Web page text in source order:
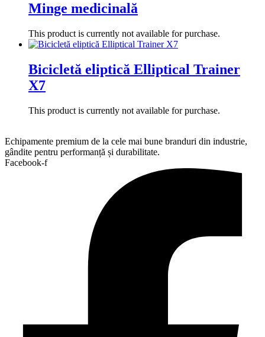
Minge medicinală
This product is currently not available for purchase.
Bicicletă eliptică Elliptical Trainer
X7
This product is currently not available for purchase.
Echipamente premium de la cele mai bune branduri din industrie,
gândite pentru performanță și durabilitate.
Facebook-f